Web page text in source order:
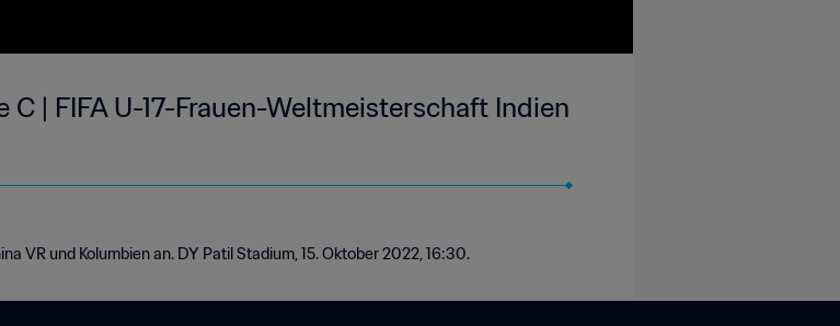
C | FIFA U-17-Frauen-Weltmeisterschaft Indien
VR und Kolumbien an. DY Patil Stadium, 15. Oktober 2022, 16:30.